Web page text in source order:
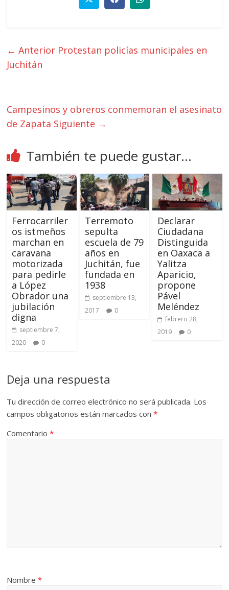
← Anterior Protestan policías municipales en
Juchitán
Campesinos y obreros conmemoran el asesinato
de Zapata Siguiente →
También te puede gustar...
Ferrocarriler
os istmeños
marchan en
caravana
motorizada
para pedirle
a López
Obrador una
jubilación
digna
septiembre 7,
2020
0
Terremoto
sepulta
escuela de 79
años en
Juchitán, fue
fundada en
1938
septiembre 13,
2017
0
Declarar
Ciudadana
Distinguida
en Oaxaca a
Yalitza
Aparicio,
propone
Pável
Meléndez
febrero 28,
2019
0
Deja una respuesta
Tu dirección de correo electrónico no será publicada. Los
campos obligatorios están marcados con*
Comentario*
Nombre*